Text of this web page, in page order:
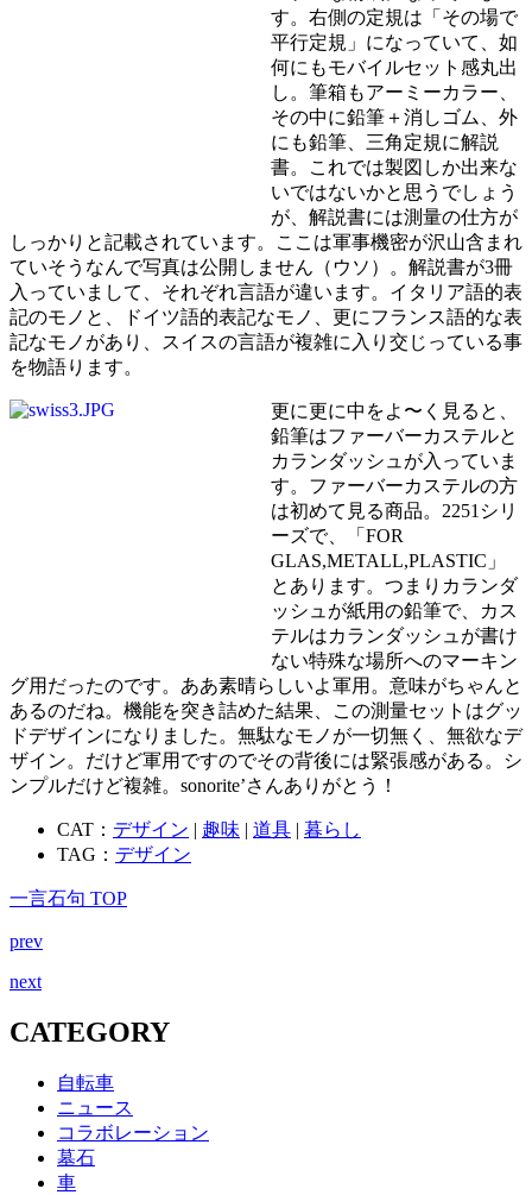
す。右側の定規は「その場で
平行定規」になっていて、如
何にもモバイルセット感丸出
し。筆箱もアーミーカラー、
その中に鉛筆＋消しゴム、外
にも鉛筆、三角定規に解説
書。これでは製図しか出来な
いではないかと思うでしょう
が、解説書には測量の仕方が
しっかりと記載されています。ここは軍事機密が沢山含まれ
ていそうなんで写真は公開しません（ウソ）。解説書が3冊
入っていまして、それぞれ言語が違います。イタリア語的表
記のモノと、ドイツ語的表記なモノ、更にフランス語的な表
記なモノがあり、スイスの言語が複雑に入り交じっている事
を物語ります。
更に更に中をよ〜く見ると、
鉛筆はファーバーカステルと
カランダッシュが入っていま
す。ファーバーカステルの方
は初めて見る商品。2251シリ
ーズで、「FOR
GLAS,METALL,PLASTIC」
とあります。つまりカランダ
ッシュが紙用の鉛筆で、カス
テルはカランダッシュが書け
ない特殊な場所へのマーキン
グ用だったのです。ああ素晴らしいよ軍用。意味がちゃんと
あるのだね。機能を突き詰めた結果、この測量セットはグッ
ドデザインになりました。無駄なモノが一切無く、無欲なデ
ザイン。だけど軍用ですのでその背後には緊張感がある。シ
ンプルだけど複雑。sonorite’さんありがとう！
CAT： デザイン | 趣味 | 道具 | 暮らし
TAG： デザイン
一言石句 TOP
prev
next
CATEGORY
自転車
ニュース
コラボレーション
墓石
車